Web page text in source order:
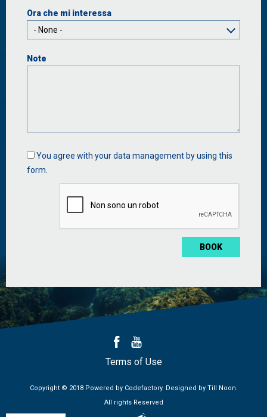
Ora che mi interessa
Note
Data
management
You agree with your data management by using this
form.
Terms of Use
Copyright © 2018 Powered by Codefactory. Designed by Till Noon.
All rights Reserved